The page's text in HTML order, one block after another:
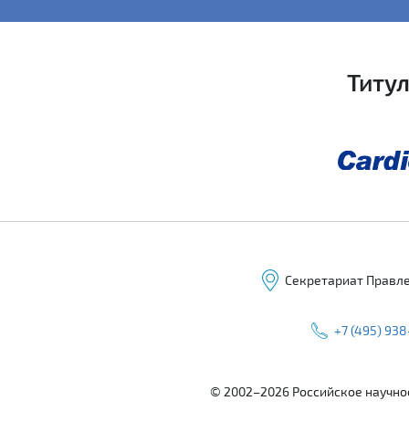
Секретариат
+7 (495)
© 2002–2026 Российское